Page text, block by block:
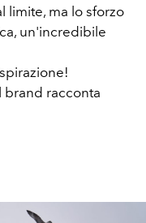
limite, ma lo sforzo
un'incredibile
brand racconta